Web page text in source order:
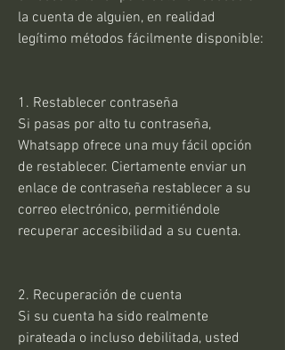
la cuenta de alguien, en realidad
legítimo métodos fácilmente disponible:
1. Restablecer contraseña
Si pasas por alto tu contraseña,
Whatsapp ofrece una muy fácil opción
de restablecer. Ciertamente enviar un
enlace de contraseña restablecer a su
correo electrónico, permitiéndole
recuperar accesibilidad a su cuenta.
2. Recuperación de cuenta
Si su cuenta ha sido realmente
pirateada o incluso debilitada, usted